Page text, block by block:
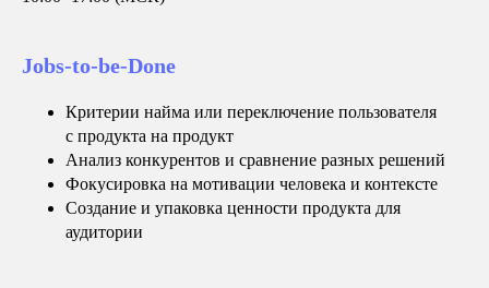
Jobs-to-be-Done
Критерии найма или переключение пользователя
с продукта на продукт
Анализ конкурентов и сравнение разных решений
Фокусировка на мотивации человека и контексте
Создание и упаковка ценности продукта для
аудитории